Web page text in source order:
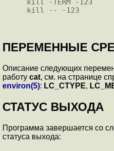
ПЕРЕМЕННЫЕ
Описание следующих
работу cat, см. на странице
environ(5): LC_CTYPE,
СТАТУС ВЫХОДА
Программа завершается со
статуса выхода: